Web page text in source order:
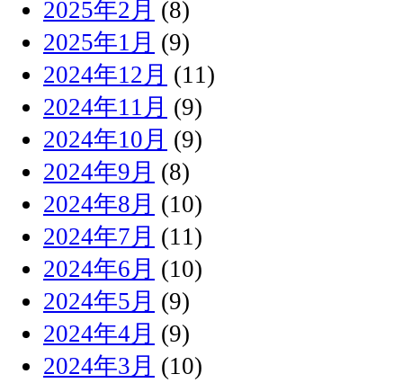
2025年2月 (8)
2025年1月 (9)
2024年12月 (11)
2024年11月 (9)
2024年10月 (9)
2024年9月 (8)
2024年8月 (10)
2024年7月 (11)
2024年6月 (10)
2024年5月 (9)
2024年4月 (9)
2024年3月 (10)